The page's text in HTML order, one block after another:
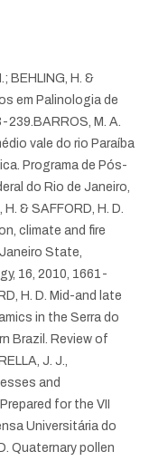
BEHLING, H. &
em Palinologia de
239. BARROS, M. A.
vale do rio Paraíba
Programa de Pós-
do Rio de Janeiro,
H. & SAFFORD, H. D.
climate and fire
State,
16, 2010, 1661-
H. D. Mid-and late
in the Serra do
Brazil. Review of
J. J.,
and
for the VII
Universitária do
Quaternary pollen